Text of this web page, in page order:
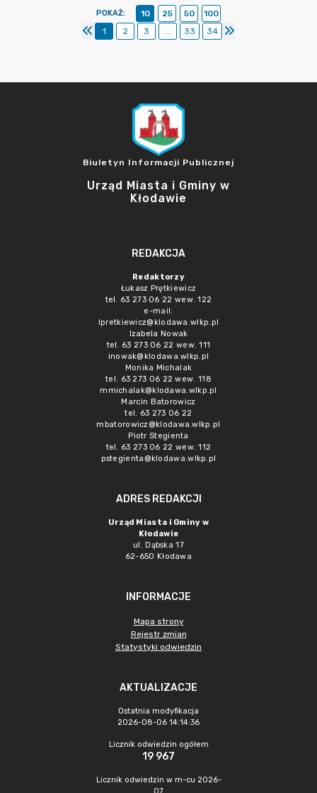
POKAŻ: 10 25 50
100
1
2 3 ... 33 34
Biuletyn Informacji Publicznej
Urząd Miasta i Gminy w
Kłodawie
REDAKCJA
Redaktorzy
Łukasz Prętkiewicz
tel. 63 273 06 22 wew. 122
e-mail:
lpretkiewicz@klodawa.wlkp.pl
Izabela Nowak
tel. 63 273 06 22 wew. 111
inowak@klodawa.wlkp.pl
Monika Michalak
tel. 63 273 06 22 wew. 118
mmichalak@klodawa.wlkp.pl
Marcin Batorowicz
tel. 63 273 06 22
mbatorowicz@klodawa.wlkp.pl
Piotr Stegienta
tel. 63 273 06 22 wew. 112
pstegienta@klodawa.wlkp.pl
ADRES REDAKCJI
Urząd Miasta i Gminy w
Kłodawie
ul. Dąbska 17
62-650 Kłodawa
INFORMACJE
Mapa strony
Rejestr zmian
Statystyki odwiedzin
AKTUALIZACJE
Ostatnia modyfikacja
2026-08-06 14:14:36
Licznik odwiedzin ogółem
19 967
Licznik odwiedzin w m-cu 2026-